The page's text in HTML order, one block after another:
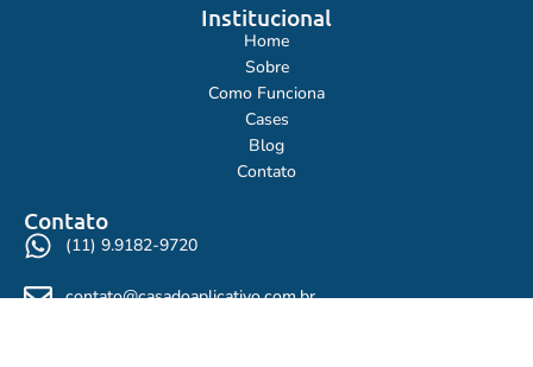
Institucional
Home
Sobre
Como Funciona
Cases
Blog
Contato
Contato
(11) 9.9182-9720
contato@casadoaplicativo.com.br